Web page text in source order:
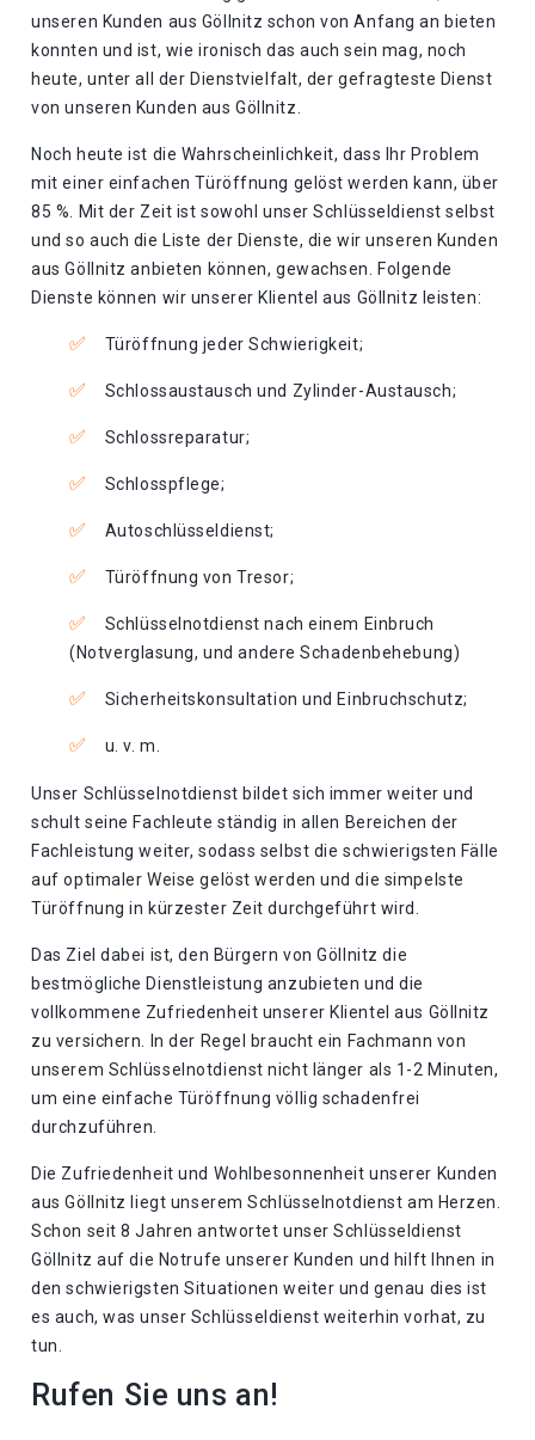
unseren Kunden aus Göllnitz schon von Anfang an bieten
konnten und ist, wie ironisch das auch sein mag, noch
heute, unter all der Dienstvielfalt, der gefragteste Dienst
von unseren Kunden aus Göllnitz.
Noch heute ist die Wahrscheinlichkeit, dass Ihr Problem
mit einer einfachen Türöffnung gelöst werden kann, über
85 %. Mit der Zeit ist sowohl unser Schlüsseldienst selbst
und so auch die Liste der Dienste, die wir unseren Kunden
aus Göllnitz anbieten können, gewachsen. Folgende
Dienste können wir unserer Klientel aus Göllnitz leisten:
Türöffnung jeder Schwierigkeit;
Schlossaustausch und Zylinder-Austausch;
Schlossreparatur;
Schlosspflege;
Autoschlüsseldienst;
Türöffnung von Tresor;
Schlüsselnotdienst nach einem Einbruch
(Notverglasung, und andere Schadenbehebung)
Sicherheitskonsultation und Einbruchschutz;
u. v. m.
Unser Schlüsselnotdienst bildet sich immer weiter und
schult seine Fachleute ständig in allen Bereichen der
Fachleistung weiter, sodass selbst die schwierigsten Fälle
auf optimaler Weise gelöst werden und die simpelste
Türöffnung in kürzester Zeit durchgeführt wird.
Das Ziel dabei ist, den Bürgern von Göllnitz die
bestmögliche Dienstleistung anzubieten und die
vollkommene Zufriedenheit unserer Klientel aus Göllnitz
zu versichern. In der Regel braucht ein Fachmann von
unserem Schlüsselnotdienst nicht länger als 1-2 Minuten,
um eine einfache Türöffnung völlig schadenfrei
durchzuführen.
Die Zufriedenheit und Wohlbesonnenheit unserer Kunden
aus Göllnitz liegt unserem Schlüsselnotdienst am Herzen.
Schon seit 8 Jahren antwortet unser Schlüsseldienst
Göllnitz auf die Notrufe unserer Kunden und hilft Ihnen in
den schwierigsten Situationen weiter und genau dies ist
es auch, was unser Schlüsseldienst weiterhin vorhat, zu
tun.
Rufen Sie uns an!